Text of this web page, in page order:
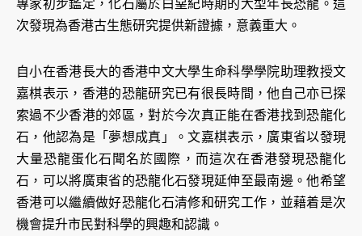
專家初步鑑定，化石屬於白堊紀時期的大型年長恐龍。這
次發現為香港古生態研究提供新證據，意義重大。
自小在香港長大的香港中文大學生命科學學院助理教授文
嘉棋表示，香港的恐龍研究已有很長時間，他自己亦已探
索過不少香港的郊區，對於今次真正能在香港找到恐龍化
石，他認為是「夢想成真」。文嘉棋表示，廣東省以發現
大量恐龍蛋化石聞名於國際，而這次在香港發現恐龍化
石，可以將廣東省的恐龍化石發現延伸至最南邊。他希望
香港可以繼續做好恐龍化石清修和研究工作，並藉着是次
機會提升市民對科學的興趣和認識。